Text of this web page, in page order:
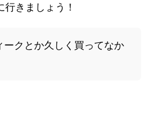
きましょう！
ークとか久しく買ってなか